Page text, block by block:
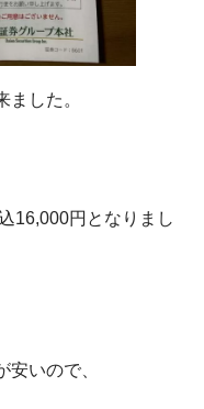
した。
16,000円となりまし
いので、